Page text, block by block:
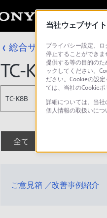
総合サポート・お問い
TC-K8B
TC-K8B
全て
ご意見箱 ／改善事例紹介
当社ウェブサイ
プライバシー設定、
停止することができ
提供する等の目的の
ックしてください。
ださい。Cookieの設
ては、当社のCookie
詳細については、当社
個人情報の取扱いにつ